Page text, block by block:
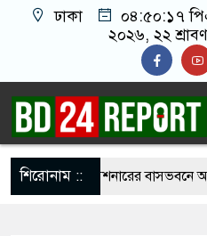
ঢাকা ০৪:৫০:১৮
২০২৬, ২২
শিরোনাম ::হাইকমিশনারের বাসভবনে